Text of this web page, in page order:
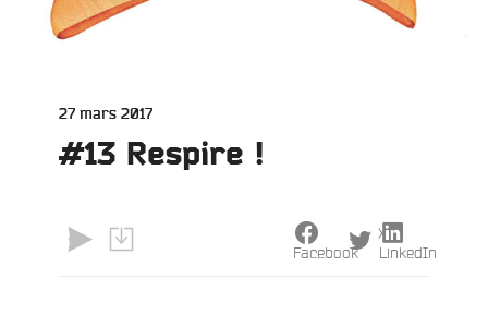
Publié
27 mars 2017
#13 Respire !
Facebook
X
LinkedIn